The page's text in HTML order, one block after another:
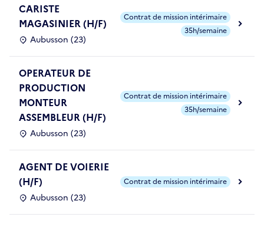
CARISTE
MAGASINIER (H/F)
Aubusson (23)
Contrat de mission intérimaire
35h/semaine
OPERATEUR DE
PRODUCTION
MONTEUR
ASSEMBLEUR (H/F)
Aubusson (23)
Contrat de mission intérimaire
35h/semaine
AGENT DE VOIERIE
(H/F)
Aubusson (23)
Contrat de mission intérimaire